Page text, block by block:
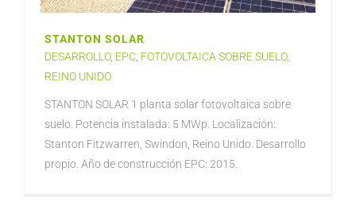
STANTON SOLAR
DESARROLLO, EPC FOTOVOLTAICA SOBRE SUELO,
REINO UNIDO
STANTON SOLAR 1 planta solar fotovoltaica sobre
suelo. Potencia instalada: 5 MWp. Localización:
Stanton Fitzwarren, Swindon, Reino Unido. Desarrollo
propio. Año de construcción EPC: 2015.